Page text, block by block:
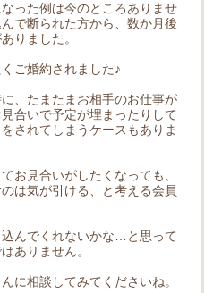
った例は今のところありませ
で断られた方から、数か月後
りました。
ご婚約されました♪
、たまたまお相手のお仕事が
合いで予定が埋まったりして
されてしまうケースもありま
お見合いがしたくなっても、
は気が引ける、と考える会員
んでくれないかな…と思って
ありません。
に相談してみてくださいね。